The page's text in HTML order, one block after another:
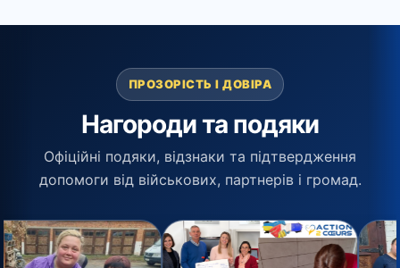
ПРОЗОРІСТЬ І ДОВІРА
Нагороди та подяки
Офіційні подяки, відзнаки та підтвердження
допомоги від військових, партнерів і громад.